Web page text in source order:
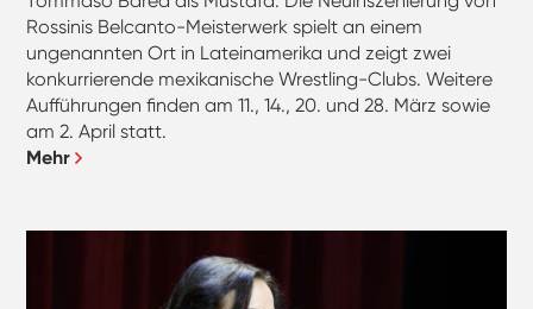
Rossinis Belcanto-Meisterwerk spielt an einem
ungenannten Ort in Lateinamerika und zeigt zwei
konkurrierende mexikanische Wrestling-Clubs. Weitere
Aufführungen finden am 11., 14., 20. und 28. März sowie
am 2. April statt.
Mehr